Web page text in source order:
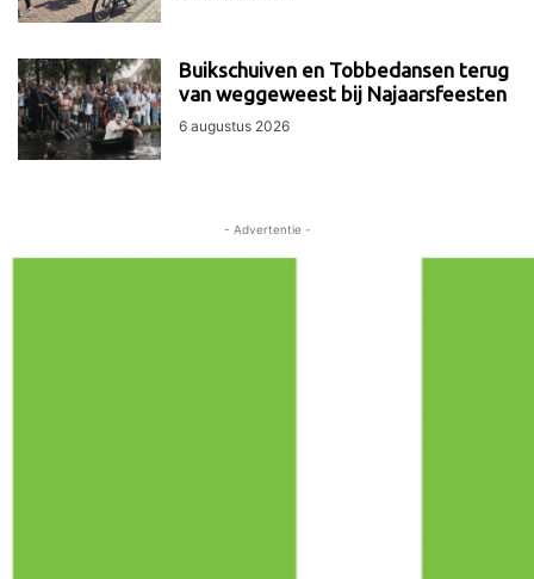
Buikschuiven en Tobbedansen terug
van weggeweest bij Najaarsfeesten
6 augustus 2026
- Advertentie -